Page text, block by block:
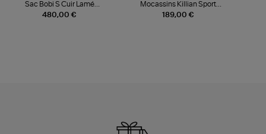
480,00 €
Sac Bobi S Cuir Lamé
Champagne
189,00 €
Mocassins Killian Sport
Mousse